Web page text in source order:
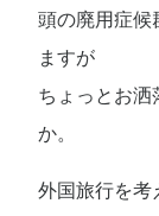
頭の廃用症候
ますが
ちょっとお洒
か。
外国旅行を考